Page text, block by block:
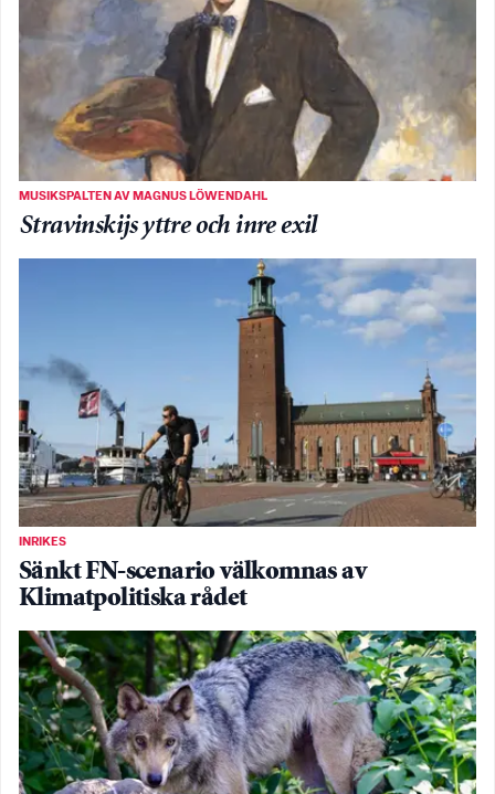
MUSIKSPALTEN AV MAGNUS LÖWENDAHL
Stravinskijs yttre och inre exil
INRIKES
Sänkt FN-scenario välkomnas av
Klimatpolitiska rådet